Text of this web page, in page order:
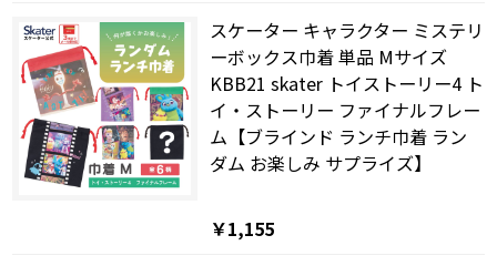
スケーター キャラクター ミステリ
ーボックス巾着 単品 Mサイズ
KBB21 skater トイストーリー4 ト
イ・ストーリー ファイナルフレー
ム【ブラインド ランチ巾着 ラン
ダム お楽しみ サプライズ】
￥1,155